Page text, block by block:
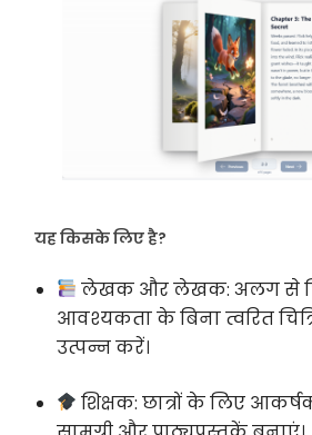
यह किसके लिए है?
लेखक और लेखक: अलग से
आवश्यकता के बिना त्वरित
उत्पन्न करें।
शिक्षक: छात्रों के लिए